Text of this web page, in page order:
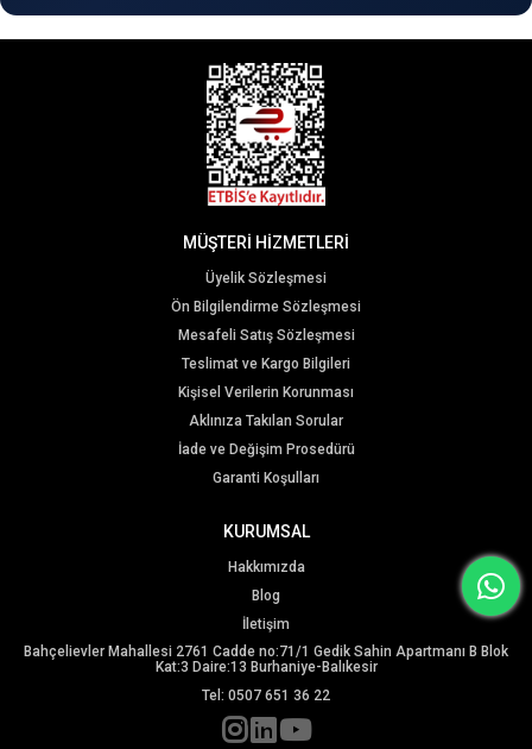
MÜŞTERİ HİZMETLERİ
Üyelik Sözleşmesi
Ön Bilgilendirme Sözleşmesi
Mesafeli Satış Sözleşmesi
Teslimat ve Kargo Bilgileri
Kişisel Verilerin Korunması
Aklınıza Takılan Sorular
İade ve Değişim Prosedürü
Garanti Koşulları
KURUMSAL
Hakkımızda
Blog
İletişim
Bahçelievler Mahallesi 2761 Cadde no:71/1 Gedik Sahin Apartmanı B Blok
Kat:3 Daire:13 Burhaniye-Balıkesir
Tel: 0507 651 36 22